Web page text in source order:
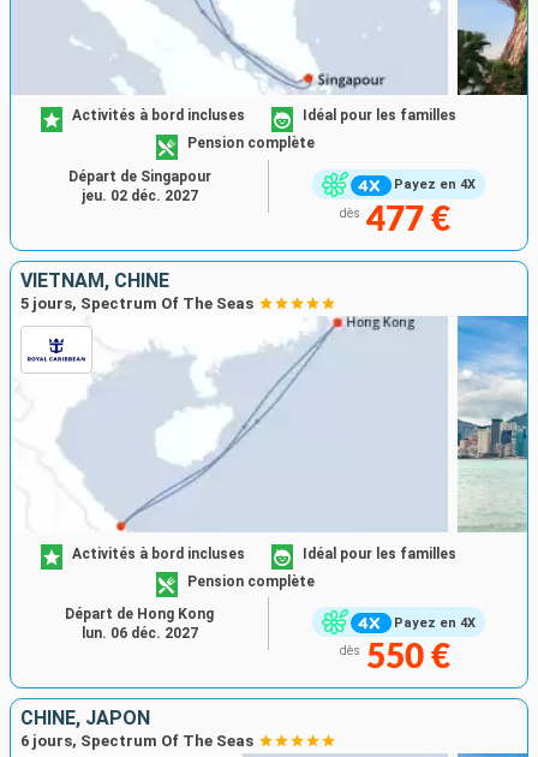
Payez en 4X
Activités à bord incluses
Idéal pour les familles
Pension complète
dès 477 €
Départ de Singapour
jeu. 02 déc. 2027
VIETNAM, CHINE
5 jours, Spectrum Of The Seas
Payez en 4X
Activités à bord incluses
Idéal pour les familles
Pension complète
dès 550 €
Départ de Hong Kong
lun. 06 déc. 2027
CHINE, JAPON
6 jours, Spectrum Of The Seas